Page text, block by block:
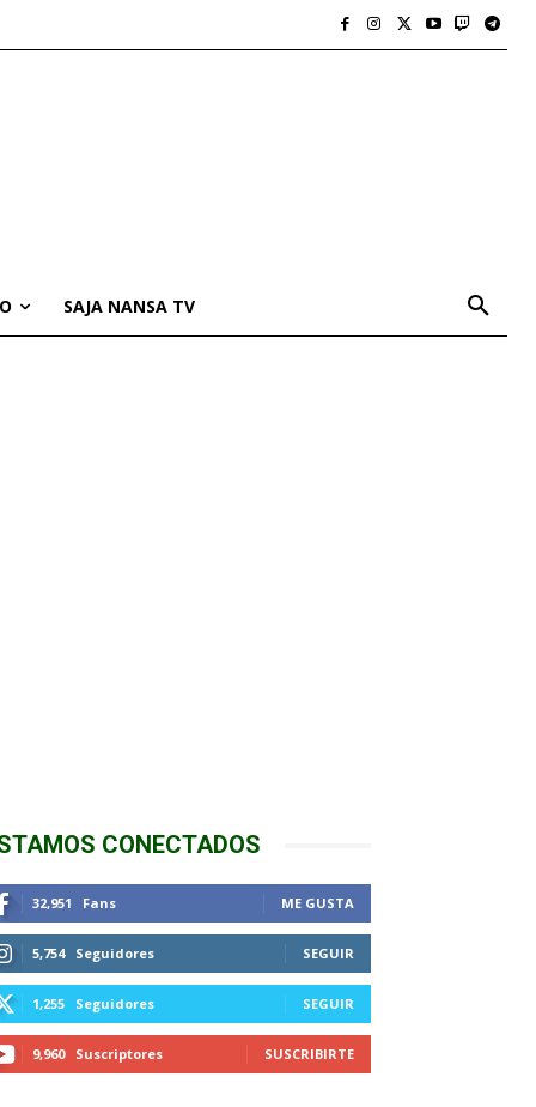
SAJA NANSA TV
CONECTADOS
32,951 Fans ME GUSTA
5,754 Seguidores SEGUIR
1,255 Seguidores SEGUIR
9,960 Suscriptores SUSCRIBIRTE